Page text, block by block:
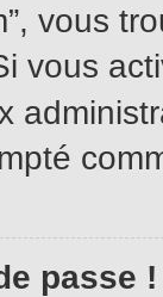
vous
vous
passe !